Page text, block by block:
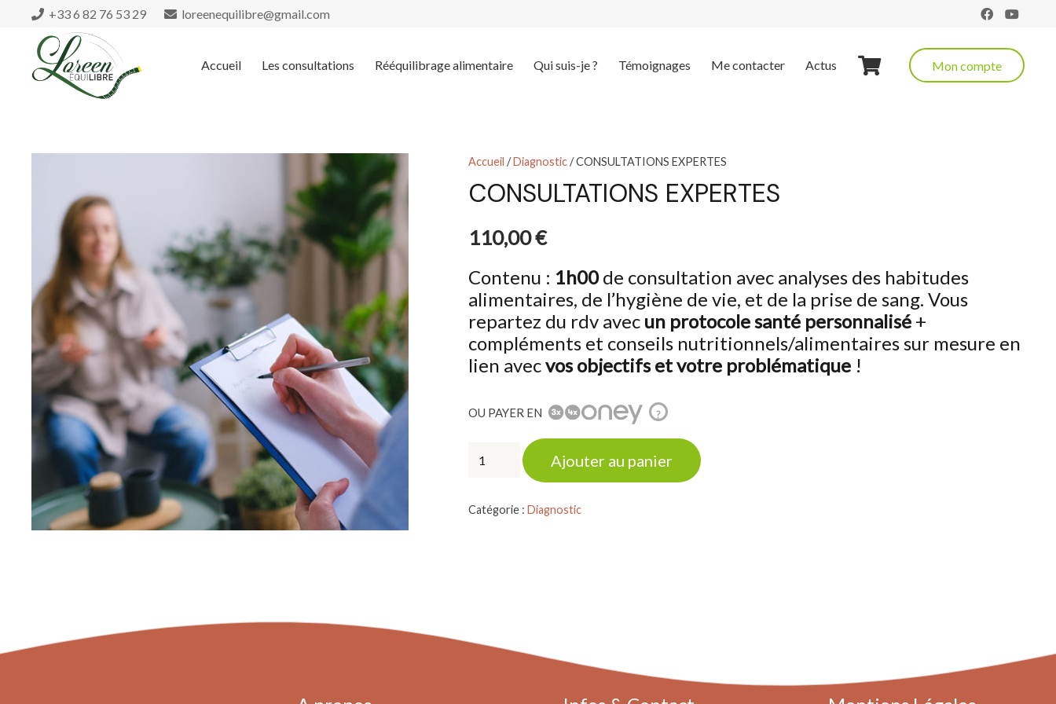
+33 6 82 76 53 29 loreenequilibre@gmail.com
Accueil Les consultations Rééquilibrage alimentaire Qui suis-je ? Témoignages Me contacter Actus Mon compte
Accueil /Diagnostic/ CONSULTATIONS EXPERTES
CONSULTATIONS EXPERTES
110,00€
Contenu : 1h00de consultation avec analyses des habitudes
alimentaires, de l’hygiène de vie, et de la prise de sang. Vous
repartez du rdv avec un protocole santé personnalisé +
compléments et conseils nutritionnels/alimentaires sur mesure en
lien avecvos objectifs et votre problématique !
OU PAYER EN ?
EXPERTES
Ajouter au panier
Catégorie :Diagnostic